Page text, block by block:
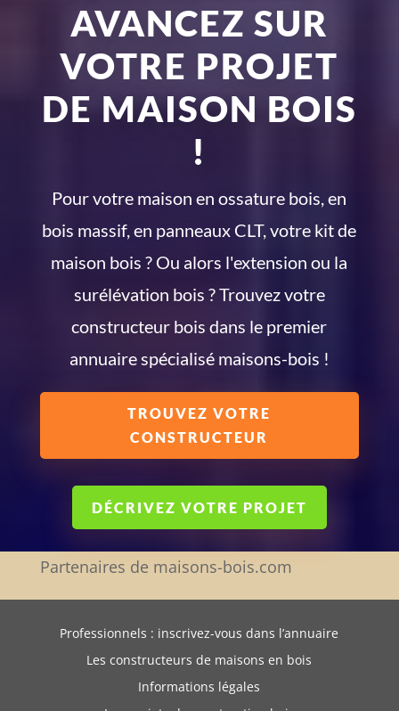
AVANCEZ SUR
VOTRE PROJET
DE MAISON BOIS
!
Pour votre maison en ossature bois, en
bois massif, en panneaux CLT, votre kit de
maison bois ? Ou alors l'extension ou la
surélévation bois ? Trouvez votre
constructeur bois dans le premier
annuaire spécialisé maisons-bois !
TROUVEZ VOTRE
CONSTRUCTEUR
DÉCRIVEZ VOTRE PROJET
Partenaires de maisons-bois.com
Professionnels : inscrivez-vous dans l’annuaire
Les constructeurs de maisons en bois
Informations légales